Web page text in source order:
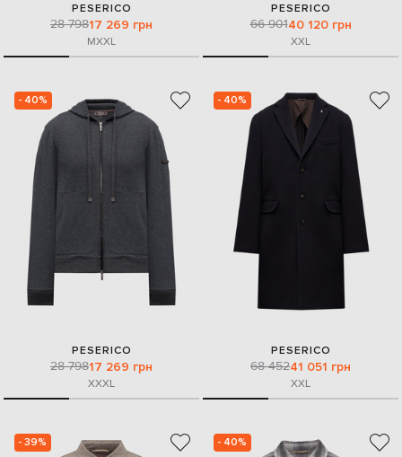
PESERICO
28 79817 269 грн
MXXL
PESERICO
66 90140 120 грн
XXL
- 40%
PESERICO
28 79817 269 грн
XXXL
- 40%
PESERICO
68 45241 051 грн
XXL
- 39% - 40%